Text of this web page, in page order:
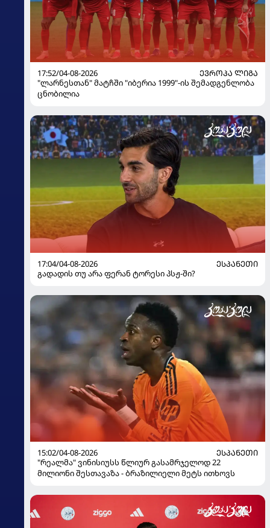
17:52/04-08-2026
ᲔᲕᲠᲝᲞᲐ ᲚᲘᲒᲐ
"ლარნესთან" მატჩში "იბერია 1999"-ის შემადგენლობა
ცნობილია
17:04/04-08-2026
ᲔᲡᲞᲐᲜᲔᲗᲘ
გადადის თუ არა ფერან ტორესი პსჟ-ში?
15:02/04-08-2026
ᲔᲡᲞᲐᲜᲔᲗᲘ
"რეალმა" ვინისიუსს წლიურ გასამრჯელოდ 22
მილიონი შესთავაზა - ბრაზილიელი მეტს ითხოვს